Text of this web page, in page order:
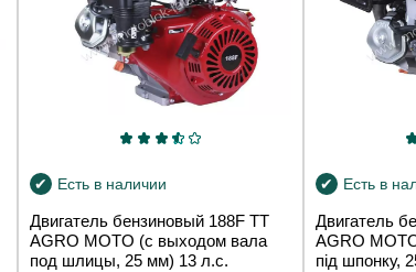
Есть в наличии
Двигатель бензиновый 188F TT
AGRO MOTO (с выходом вала
под шлицы, 25 мм) 13 л.с.
Есть в
Двигатель
AGRO
під шпонку,